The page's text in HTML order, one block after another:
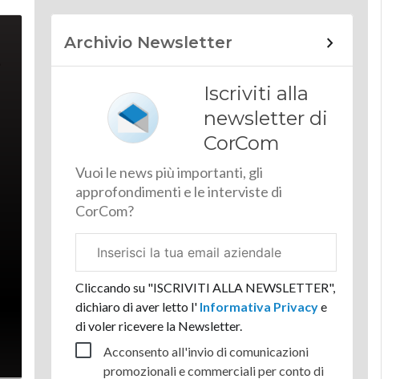
Archivio Newsletter
Iscriviti alla
newsletter di
CorCom
Vuoi le news più importanti, gli
approfondimenti e le interviste di
CorCom?
aziendale
Cliccando su "ISCRIVITI ALLA NEWSLETTER",
dichiaro di aver letto l'Informativa Privacye
di voler ricevere la Newsletter.
Acconsento all'invio di comunicazioni
promozionali e commerciali per conto di